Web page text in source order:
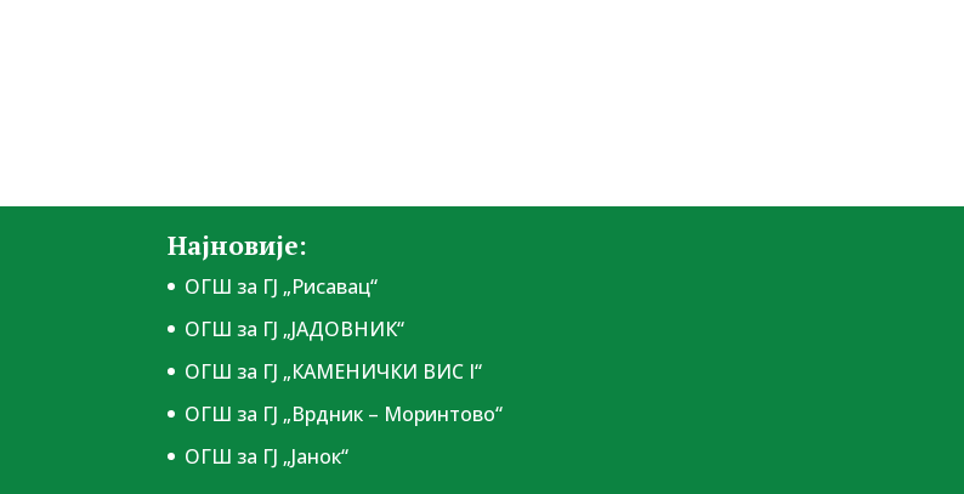
Најновије:
ОГШ за ГЈ „Рисавац“
ОГШ за ГЈ „ЈАДОВНИК“
ОГШ за ГЈ „КАМЕНИЧКИ ВИС I“
ОГШ за ГЈ „Врдник – Моринтово“
ОГШ за ГЈ „Јанок“